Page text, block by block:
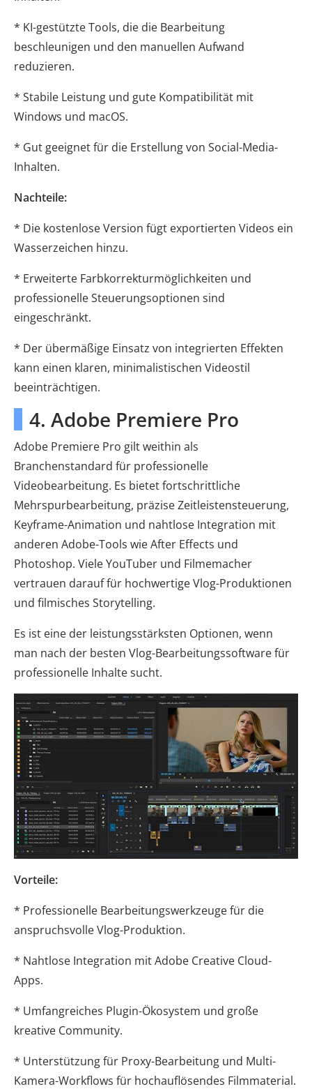
* KI-gestützte Tools, die die Bearbeitung
beschleunigen und den manuellen Aufwand
reduzieren.
* Stabile Leistung und gute Kompatibilität mit
Windows und macOS.
* Gut geeignet für die Erstellung von Social-Media-
Inhalten.
Nachteile:
* Die kostenlose Version fügt exportierten Videos ein
Wasserzeichen hinzu.
* Erweiterte Farbkorrekturmöglichkeiten und
professionelle Steuerungsoptionen sind
eingeschränkt.
* Der übermäßige Einsatz von integrierten Effekten
kann einen klaren, minimalistischen Videostil
beeinträchtigen.
4. Adobe Premiere Pro
Adobe Premiere Pro gilt weithin als
Branchenstandard für professionelle
Videobearbeitung. Es bietet fortschrittliche
Mehrspurbearbeitung, präzise Zeitleistensteuerung,
Keyframe-Animation und nahtlose Integration mit
anderen Adobe-Tools wie After Effects und
Photoshop. Viele YouTuber und Filmemacher
vertrauen darauf für hochwertige Vlog-Produktionen
und filmisches Storytelling.
Es ist eine der leistungsstärksten Optionen, wenn
man nach der besten Vlog-Bearbeitungssoftware für
professionelle Inhalte sucht.
Vorteile:
* Professionelle Bearbeitungswerkzeuge für die
anspruchsvolle Vlog-Produktion.
* Nahtlose Integration mit Adobe Creative Cloud-
Apps.
* Umfangreiches Plugin-Ökosystem und große
kreative Community.
* Unterstützung für Proxy-Bearbeitung und Multi-
Kamera-Workflows für hochauflösendes Filmmaterial.